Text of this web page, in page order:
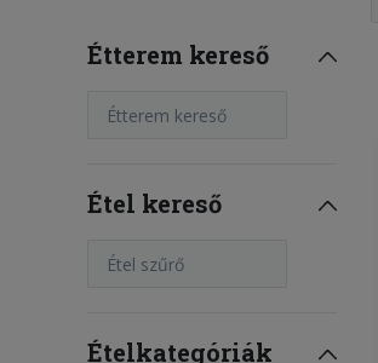
Étterem kereső
Étterem kereső
Étel kereső
Étel szűrő
Ételkategóriák